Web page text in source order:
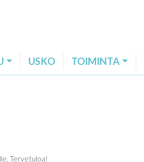
USKO TOIMINTA
Tervetuloa!